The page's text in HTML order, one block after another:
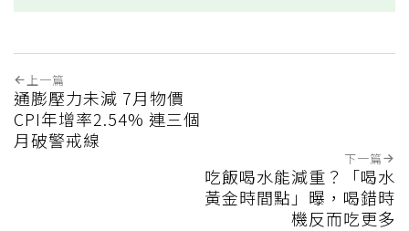
上一篇
通膨壓力未減 7月物價
CPI年增率2.54% 連三個
月破警戒線
下一篇
吃飯喝水能減重？「喝水
黃金時間點」曝，喝錯時
機反而吃更多